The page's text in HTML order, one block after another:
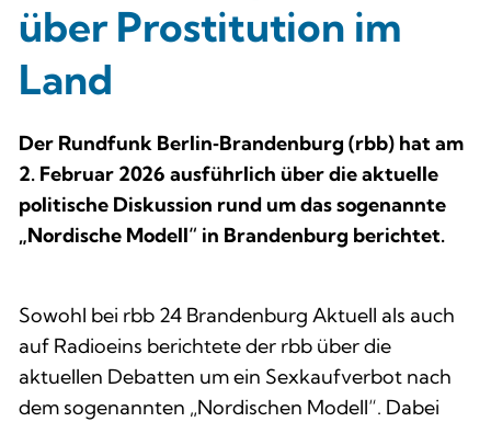
über Prostitution im
Land
Der Rundfunk Berlin‑Brandenburg (rbb) hat am
2. Februar 2026 ausführlich über die aktuelle
politische Diskussion rund um das sogenannte
„Nordische Modell“ in Brandenburg berichtet.
Sowohl bei rbb 24 Brandenburg Aktuell als auch
auf Radioeins berichtete der rbb über die
aktuellen Debatten um ein Sexkaufverbot nach
dem sogenannten „Nordischen Modell“. Dabei